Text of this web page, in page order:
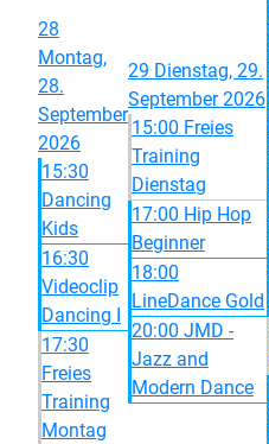
28
Montag,
28.
September
2026
15:30
Dancing
Kids
16:30
Videoclip
Dancing I
17:30
Freies
Training
Montag
29 Dienstag, 29.
September 2026
15:00 Freies
Training
Dienstag
17:00 Hip Hop
Beginner
18:00
LineDance Gold
20:00 JMD -
Jazz and
Modern Dance